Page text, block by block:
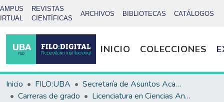
REVISTAS
CIENTÍFICAS
ARCHIVOS BIBLIOTECAS CATÁLOGOS
INICIO COLECCIONES
Inicio FILO:UBA
Secretaría de Asuntos Académicos
Carreras de grado
Licenciatura en Ciencias Antropológicas